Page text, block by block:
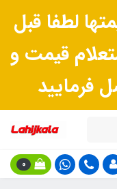
لطفا قبل
قیمت و
فرمایید
0